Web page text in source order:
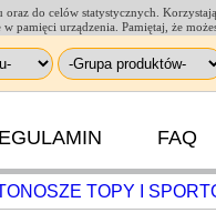
do celów statystycznych.
pamięci urządzenia. Pamiętaj, że
FAQ
TOPY I